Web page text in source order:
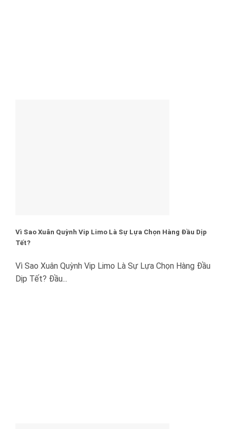
Vì Sao Xuân Quỳnh Vip Limo Là Sự Lựa Chọn Hàng Đầu Dịp
Tết?
Vì Sao Xuân Quỳnh Vip Limo Là Sự Lựa Chọn Hàng Đầu
Dịp Tết? Đầu...